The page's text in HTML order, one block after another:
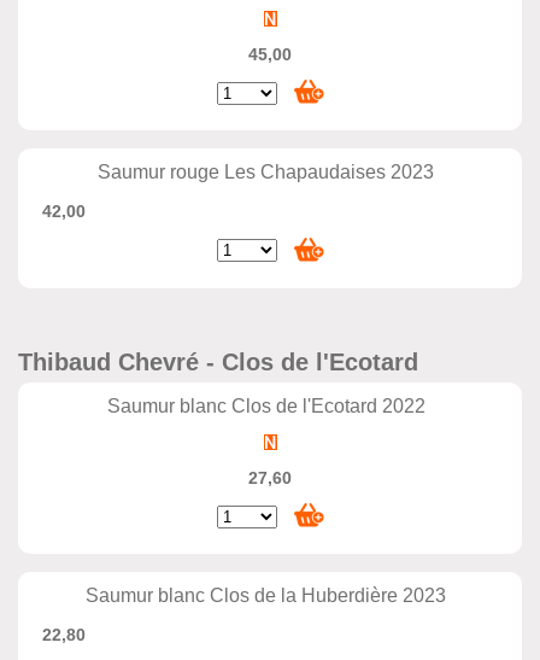
45,00
Saumur rouge Les Chapaudaises 2023
42,00
Thibaud Chevré - Clos de l'Ecotard
Saumur blanc Clos de l'Ecotard 2022
27,60
Saumur blanc Clos de la Huberdière 2023
22,80